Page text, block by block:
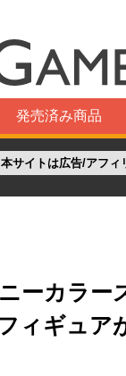
発売済み商品
本サイトは広告/アフィ
ーカラー
ィギュア